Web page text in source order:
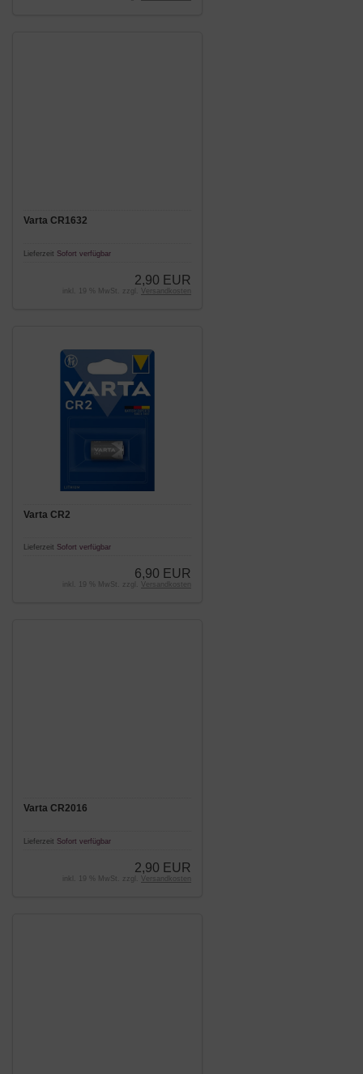
Varta CR1632
Lieferzeit Sofort verfügbar
2,90 EUR
inkl. 19 % MwSt. zzgl. Versandkosten
Varta CR2
Lieferzeit Sofort verfügbar
6,90 EUR
inkl. 19 % MwSt. zzgl. Versandkosten
Varta CR2016
Lieferzeit Sofort verfügbar
2,90 EUR
inkl. 19 % MwSt. zzgl. Versandkosten